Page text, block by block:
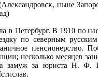
ныне
в Петербург. В 1910 по
по северным
пенсионерство.
несколько месяцев
замуж за юриста Н. Ф.